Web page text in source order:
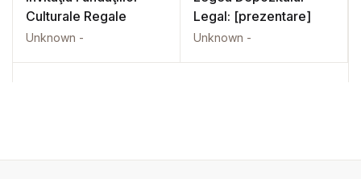
Culturale Regale
Unknown -
Legal: [prezentare]
Unknown -